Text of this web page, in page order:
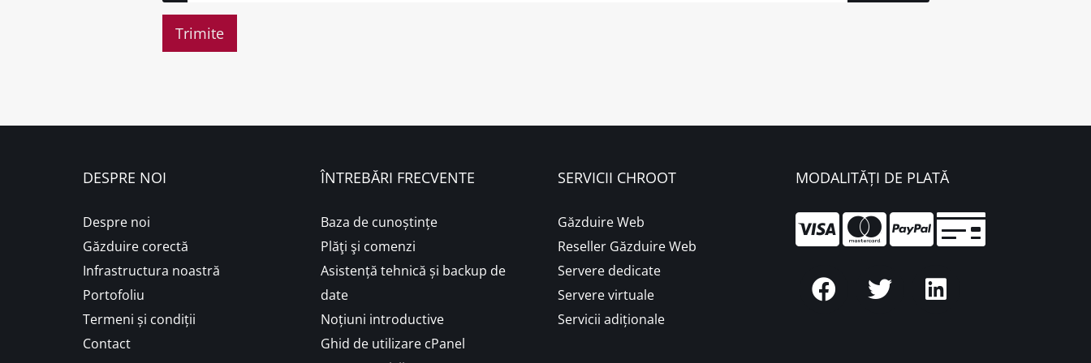
DESPRE NOI
Despre noi
Găzduire corectă
Infrastructura noastră
Portofoliu
Termeni și condiții
Contact
ÎNTREBĂRI FRECVENTE
Baza de cunoștințe
Plăţi şi comenzi
Asistență tehnică și backup de
date
Noțiuni introductive
Ghid de utilizare cPanel
SERVICII CHROOT
Găzduire Web
Reseller Găzduire Web
Servere dedicate
Servere virtuale
Servicii adiționale
MODALITĂȚI DE PLATĂ